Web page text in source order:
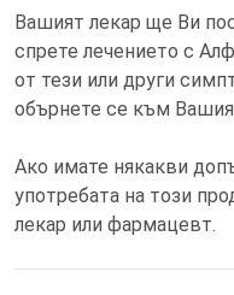
Вашият лекар ще Ви
спрете лечението с
от тези или други
обърнете се към
Ако имате някакви
употребата на този
лекар или фармацевт.